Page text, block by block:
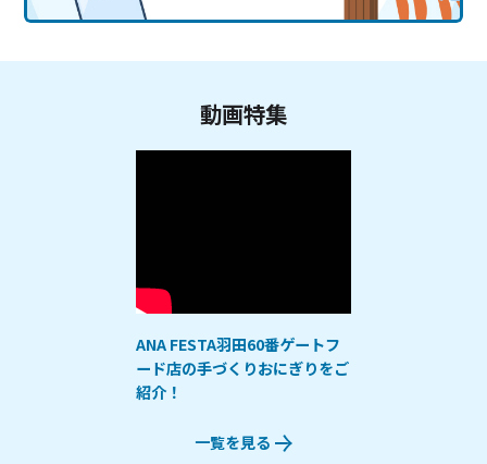
動画特集
ANA FESTA羽田60番ゲートフ
ード店の手づくりおにぎりをご
紹介！
一覧を見る